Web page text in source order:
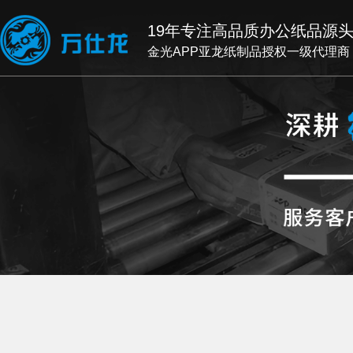
19年专注高品质办公纸品源
金光APP亚龙纸制品授权一级代理商